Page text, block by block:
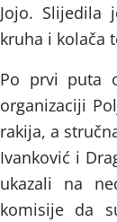
Jojo. Slijedila
kruha i kolača
Po prvi puta
organizaciji
rakija, a
Ivanković i
ukazali na
komisije da